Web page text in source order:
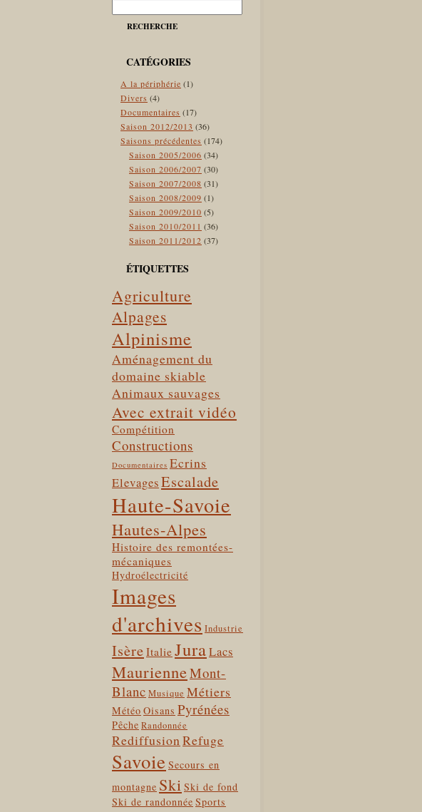
RECHERCHE
CATÉGORIES
A la périphérie (1)
Divers (4)
Documentaires (17)
Saison 2012/2013 (36)
Saisons précédentes (174)
Saison 2005/2006 (34)
Saison 2006/2007 (30)
Saison 2007/2008 (31)
Saison 2008/2009 (1)
Saison 2009/2010 (5)
Saison 2010/2011 (36)
Saison 2011/2012 (37)
ÉTIQUETTES
Agriculture
Alpages
Alpinisme
Aménagement du
domaine skiable
Animaux sauvages
Avec extrait vidéo
Compétition
Constructions
Documentaires Ecrins
ElevagesEscalade
Haute-Savoie
Hautes-Alpes
Histoire des remontées-
mécaniques
Hydroélectricité
Images
d'archives Industrie
Isère Italie JuraLacs
MaurienneMont-
Blanc Musique Métiers
Météo Oisans Pyrénées
Pêche Randonnée
RediffusionRefuge
Savoie Secours en
montagne Ski Ski de fond
Ski de randonnée Sports